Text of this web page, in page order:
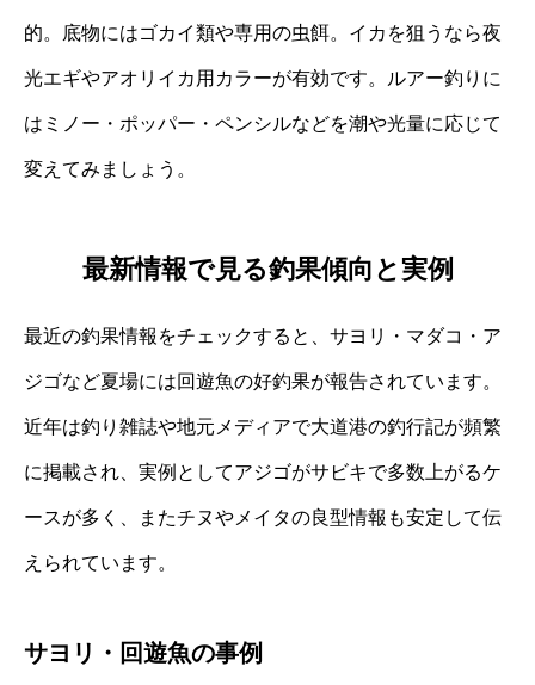
的。底物にはゴカイ類や専用の虫餌。イカを狙うなら夜
光エギやアオリイカ用カラーが有効です。ルアー釣りに
はミノー・ポッパー・ペンシルなどを潮や光量に応じて
変えてみましょう。
最新情報で見る釣果傾向と実例
最近の釣果情報をチェックすると、サヨリ・マダコ・ア
ジゴなど夏場には回遊魚の好釣果が報告されています。
近年は釣り雑誌や地元メディアで大道港の釣行記が頻繁
に掲載され、実例としてアジゴがサビキで多数上がるケ
ースが多く、またチヌやメイタの良型情報も安定して伝
えられています。
サヨリ・回遊魚の事例